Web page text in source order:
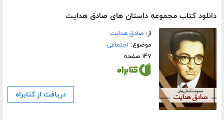
دانلود کتاب مجموعه داستان های صادق هدایت
از:صادق هدایت
موضوع: اجتماعی
۱۴۷ صفحه
دریافت از کتابراه